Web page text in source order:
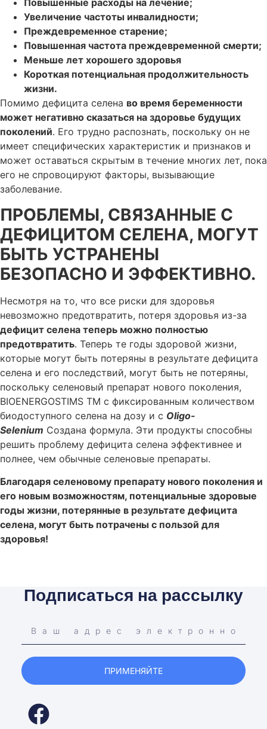
Повышенные расходы на лечение;
Увеличение частоты инвалидности;
Преждевременное старение;
Повышенная частота преждевременной смерти;
Меньше лет хорошего здоровья
Короткая потенциальная продолжительность
жизни.
Помимо дефицита селена во время беременности
может негативно сказаться на здоровье будущих
поколений. Его трудно распознать, поскольку он не
имеет специфических характеристик и признаков и
может оставаться скрытым в течение многих лет, пока
его не спровоцируют факторы, вызывающие
заболевание.
ПРОБЛЕМЫ, СВЯЗАННЫЕ С
ДЕФИЦИТОМ СЕЛЕНА, МОГУТ
БЫТЬ УСТРАНЕНЫ
БЕЗОПАСНО И ЭФФЕКТИВНО.
Несмотря на то, что все риски для здоровья
невозможно предотвратить, потеря здоровья из-за
дефицит селена теперь можно полностью
предотвратить. Теперь те годы здоровой жизни,
которые могут быть потеряны в результате дефицита
селена и его последствий, могут быть не потеряны,
поскольку селеновый препарат нового поколения,
BIOENERGOSTIMS TM с фиксированным количеством
биодоступного селена на дозу и с Oligo-
Selenium Создана формула. Эти продукты способны
решить проблему дефицита селена эффективнее и
полнее, чем обычные селеновые препараты.
Благодаря селеновому препарату нового поколения и
его новым возможностям, потенциальные здоровые
годы жизни, потерянные в результате дефицита
селена, могут быть потрачены с пользой для
здоровья!
Подписаться на рассылку
ПРИМЕНЯЙТЕ